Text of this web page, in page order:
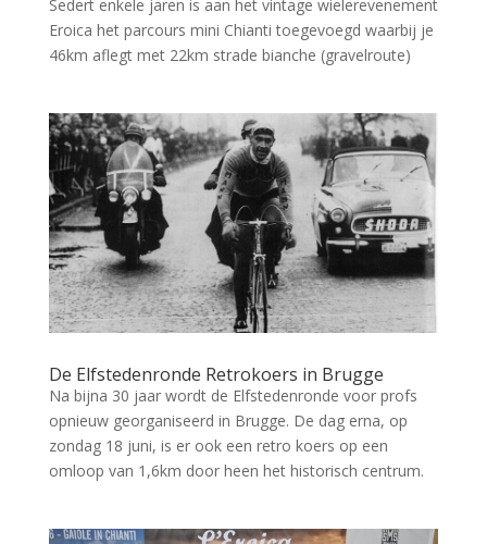
Sedert enkele jaren is aan het vintage wielerevenement
Eroica het parcours mini Chianti toegevoegd waarbij je
46km aflegt met 22km strade bianche (gravelroute)
De Elfstedenronde Retrokoers in Brugge
Na bijna 30 jaar wordt de Elfstedenronde voor profs
opnieuw georganiseerd in Brugge. De dag erna, op
zondag 18 juni, is er ook een retro koers op een
omloop van 1,6km door heen het historisch centrum.